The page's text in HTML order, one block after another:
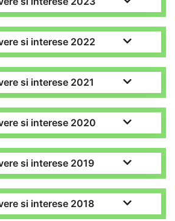
si interese 2022
si interese 2021
si interese 2020
si interese 2019
si interese 2018